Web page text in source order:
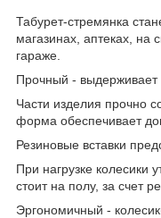
Табурет-стремянка
магазинах, аптеках, на
гараже.
Прочный - выдерживает
Части изделия прочно
форма обеспечивает
Резиновые вставки
При нагрузке колесики
стоит на полу, за счет
Эргономичный -